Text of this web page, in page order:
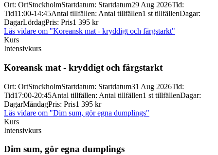
Ort: OrtStockholmStartdatum: Startdatum29 Aug 2026Tid:
Tid11:00-14:45Antal tillfällen: Antal tillfällen1 st tillfällenDagar:
DagarLördagPris: Pris1 395 kr
Läs vidare om "Koreansk mat - kryddigt och färgstarkt"
Kurs
Intensivkurs
Koreansk mat - kryddigt och färgstarkt
Ort: OrtStockholmStartdatum: Startdatum31 Aug 2026Tid:
Tid17:00-20:45Antal tillfällen: Antal tillfällen1 st tillfällenDagar:
DagarMåndagPris: Pris1 395 kr
Läs vidare om "Dim sum, gör egna dumplings"
Kurs
Intensivkurs
Dim sum, gör egna dumplings